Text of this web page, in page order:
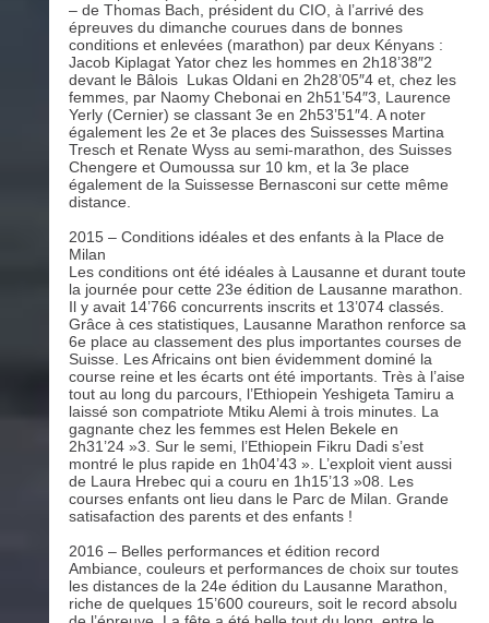
– de Thomas Bach, président du CIO, à l’arrivé des
épreuves du dimanche courues dans de bonnes
conditions et enlevées (marathon) par deux Kényans :
Jacob Kiplagat Yator chez les hommes en 2h18’38″2
devant le Bâlois Lukas Oldani en 2h28’05″4 et, chez les
femmes, par Naomy Chebonai en 2h51’54″3, Laurence
Yerly (Cernier) se classant 3e en 2h53’51″4. A noter
également les 2e et 3e places des Suissesses Martina
Tresch et Renate Wyss au semi-marathon, des Suisses
Chengere et Oumoussa sur 10 km, et la 3e place
également de la Suissesse Bernasconi sur cette même
distance.
2015 – Conditions idéales et des enfants à la Place de
Milan
Les conditions ont été idéales à Lausanne et durant toute
la journée pour cette 23e édition de Lausanne marathon.
Il y avait 14’766 concurrents inscrits et 13’074 classés.
Grâce à ces statistiques, Lausanne Marathon renforce sa
6e place au classement des plus importantes courses de
Suisse. Les Africains ont bien évidemment dominé la
course reine et les écarts ont été importants. Très à l’aise
tout au long du parcours, l’Ethiopein Yeshigeta Tamiru a
laissé son compatriote Mtiku Alemi à trois minutes. La
gagnante chez les femmes est Helen Bekele en
2h31’24 »3. Sur le semi, l’Ethiopein Fikru Dadi s’est
montré le plus rapide en 1h04’43 ». L’exploit vient aussi
de Laura Hrebec qui a couru en 1h15’13 »08. Les
courses enfants ont lieu dans le Parc de Milan. Grande
satisafaction des parents et des enfants !
2016 – Belles performances et édition record
Ambiance, couleurs et performances de choix sur toutes
les distances de la 24e édition du Lausanne Marathon,
riche de quelques 15’600 coureurs, soit le record absolu